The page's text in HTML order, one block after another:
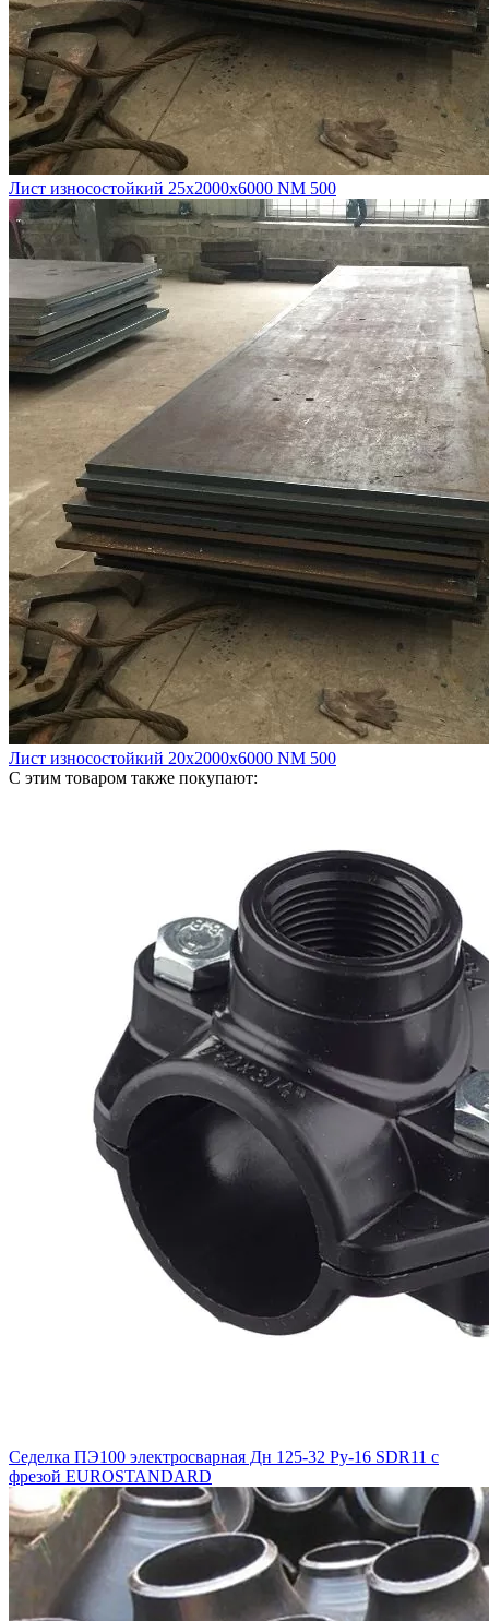
Лист износостойкий 25х2000х6000 NM 500
Лист износостойкий 20х2000х6000 NM 500
С этим товаром также покупают:
Седелка ПЭ100 электросварная Дн 125-32 Ру-16 SDR11 с
фрезой EUROSTANDARD